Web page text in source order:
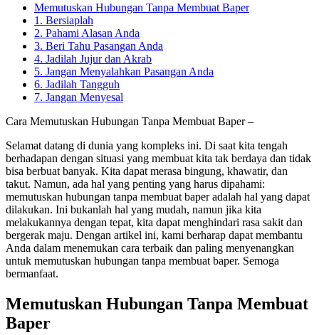
Memutuskan Hubungan Tanpa Membuat Baper
1. Bersiaplah
2. Pahami Alasan Anda
3. Beri Tahu Pasangan Anda
4. Jadilah Jujur dan Akrab
5. Jangan Menyalahkan Pasangan Anda
6. Jadilah Tangguh
7. Jangan Menyesal
Cara Memutuskan Hubungan Tanpa Membuat Baper –
Selamat datang di dunia yang kompleks ini. Di saat kita tengah
berhadapan dengan situasi yang membuat kita tak berdaya dan tidak
bisa berbuat banyak. Kita dapat merasa bingung, khawatir, dan
takut. Namun, ada hal yang penting yang harus dipahami:
memutuskan hubungan tanpa membuat baper adalah hal yang dapat
dilakukan. Ini bukanlah hal yang mudah, namun jika kita
melakukannya dengan tepat, kita dapat menghindari rasa sakit dan
bergerak maju. Dengan artikel ini, kami berharap dapat membantu
Anda dalam menemukan cara terbaik dan paling menyenangkan
untuk memutuskan hubungan tanpa membuat baper. Semoga
bermanfaat.
Memutuskan Hubungan Tanpa Membuat
Baper